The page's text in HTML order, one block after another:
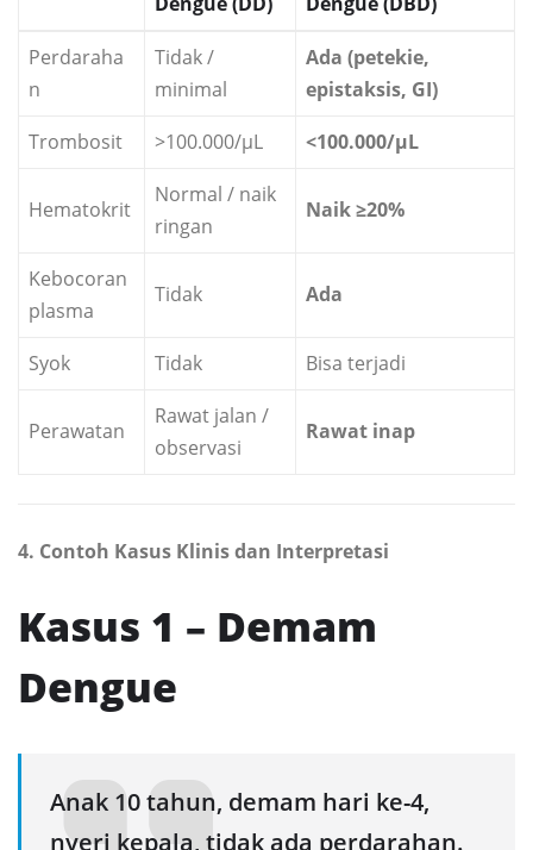
Perdaraha
n
Tidak /
minimal
Ada (petekie,
epistaksis, GI)
Trombosit
>100.000/µL <100.000/µL
Hematokrit
Normal / naik
ringan
Naik ≥20%
Kebocoran
plasma
Tidak Ada
Syok Tidak Bisa terjadi
Perawatan
Rawat jalan /
observasi
Rawat inap
4. Contoh Kasus Klinis dan Interpretasi
Kasus 1 – Demam
Dengue
Anak 10 tahun, demam hari ke-4,
nyeri kepala, tidak ada perdarahan.